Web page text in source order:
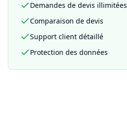
Demandes de devis illimitées
Comparaison de devis
Support client détaillé
Protection des données